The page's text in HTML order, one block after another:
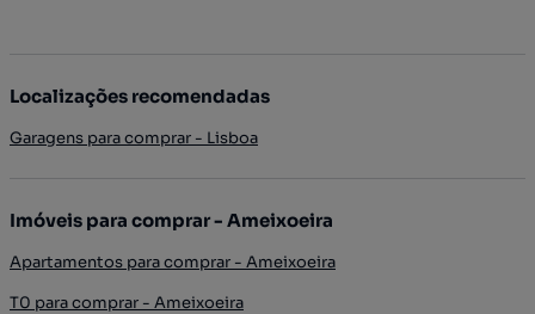
Localizações recomendadas
Garagens para comprar - Lisboa
Imóveis para comprar - Ameixoeira
Apartamentos para comprar - Ameixoeira
T0 para comprar - Ameixoeira